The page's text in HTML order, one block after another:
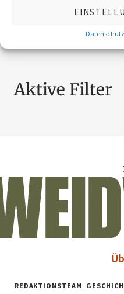
Nach Preis
Aktive Filter
REDAKTIONSTEAM